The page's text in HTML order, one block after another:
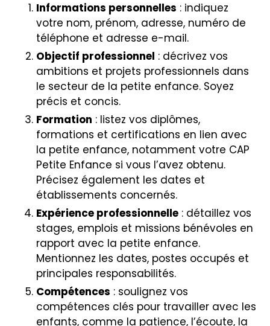
Informations personnelles : indiquez
votre nom, prénom, adresse, numéro de
téléphone et adresse e-mail.
Objectif professionnel : décrivez vos
ambitions et projets professionnels dans
le secteur de la petite enfance. Soyez
précis et concis.
Formation : listez vos diplômes,
formations et certifications en lien avec
la petite enfance, notamment votre CAP
Petite Enfance si vous l’avez obtenu.
Précisez également les dates et
établissements concernés.
Expérience professionnelle : détaillez vos
stages, emplois et missions bénévoles en
rapport avec la petite enfance.
Mentionnez les dates, postes occupés et
principales responsabilités.
Compétences : soulignez vos
compétences clés pour travailler avec les
enfants, comme la patience, l’écoute, la